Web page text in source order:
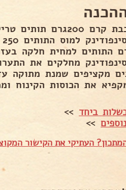
התותים למחית חלקה
מחלקים את
מקציפים שמנת מתוקה
את הכוסות הקינוח
ביחד >>
>>
העתיקי את הקישור